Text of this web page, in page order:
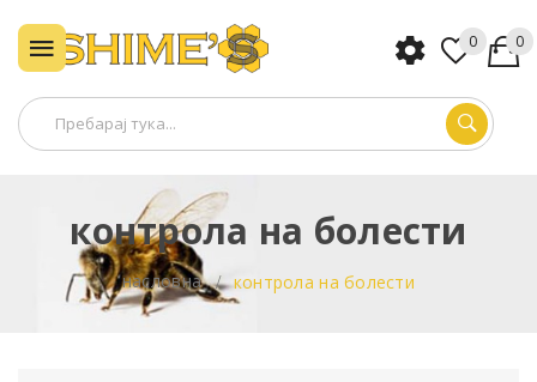
0 0
контрола на болести
насловна контрола на болести